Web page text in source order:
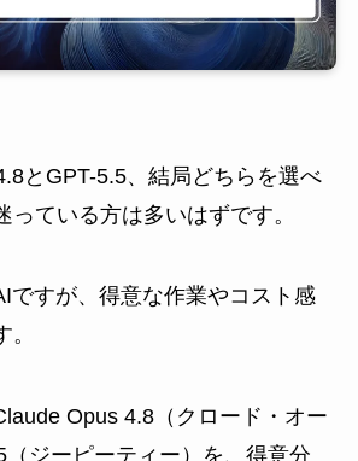
とGPT-5.5、結局どちらを選べ
っている方は多いはずです。
ですが、得意な作業やコスト感
Opus 4.8（クロード・オー
ジーピーティー）を、得意分